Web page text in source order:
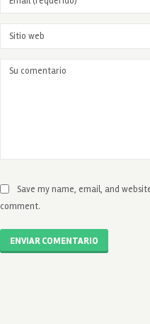
Save my name, email, and
comment.
ENVIAR COMENTARIO